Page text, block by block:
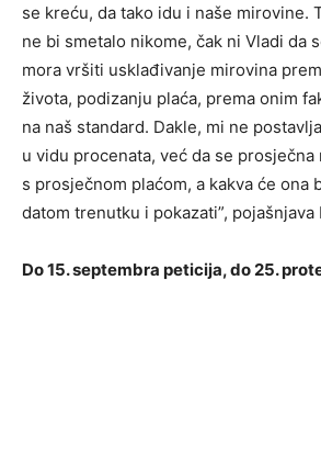
se kreću, da tako idu i naše mirovine.
ne bi smetalo nikome, čak ni Vladi da
mora vršiti usklađivanje mirovina
života, podizanju plaća, prema onim
na naš standard. Dakle, mi ne
u vidu procenata, već da se
s prosječnom plaćom, a kakva će ona
datom trenutku i pokazati”, pojašnjava
Do 15. septembra peticija, do 25.